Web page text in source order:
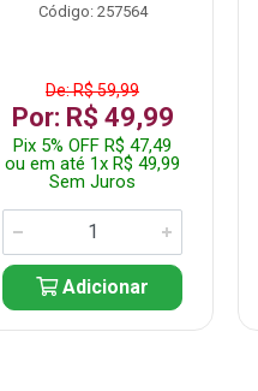
Código: 257564
De: R$ 59,99
Por: R$ 49,99
Pix 5% OFF R$ 47,49
ou em até 1x R$ 49,99
Sem Juros
Adicionar